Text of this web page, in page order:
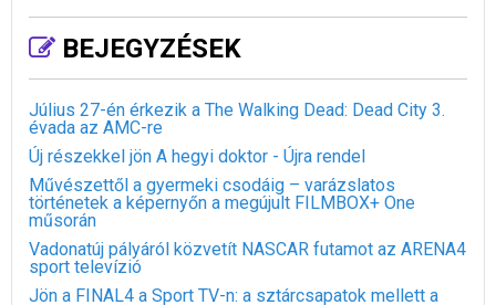
BEJEGYZÉSEK
Július 27-én érkezik a The Walking Dead: Dead City 3.
évada az AMC-re
Új részekkel jön A hegyi doktor - Újra rendel
Művészettől a gyermeki csodáig – varázslatos
történetek a képernyőn a megújult FILMBOX+ One
műsorán
Vadonatúj pályáról közvetít NASCAR futamot az ARENA4
sport televízió
Jön a FINAL4 a Sport TV-n: a sztárcsapatok mellett a